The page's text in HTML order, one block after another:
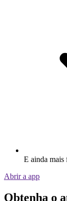
E ainda mais
Abrir a app
Obtenha o